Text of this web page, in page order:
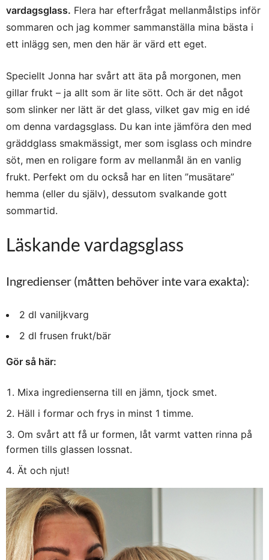
vardagsglass. Flera har efterfrågat mellanmålstips inför
sommaren och jag kommer sammanställa mina bästa i
ett inlägg sen, men den här är värd ett eget.
Speciellt Jonna har svårt att äta på morgonen, men
gillar frukt – ja allt som är lite sött. Och är det något
som slinker ner lätt är det glass, vilket gav mig en idé
om denna vardagsglass. Du kan inte jämföra den med
gräddglass smakmässigt, mer som isglass och mindre
söt, men en roligare form av mellanmål än en vanlig
frukt. Perfekt om du också har en liten ”musätare”
hemma (eller du själv), dessutom svalkande gott
sommartid.
Läskande vardagsglass
Ingredienser (måtten behöver inte vara exakta):
2 dl vaniljkvarg
2 dl frusen frukt/bär
Gör så här:
Mixa ingredienserna till en jämn, tjock smet.
Häll i formar och frys in minst 1 timme.
Om svårt att få ur formen, låt varmt vatten rinna på
formen tills glassen lossnat.
Ät och njut!